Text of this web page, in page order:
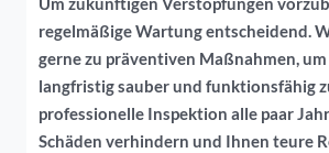
regelmäßige Wartung entscheidend.
gerne zu präventiven Maßnahmen,
langfristig sauber und funktionsfähig
professionelle Inspektion alle paar
Schäden verhindern und Ihnen teure